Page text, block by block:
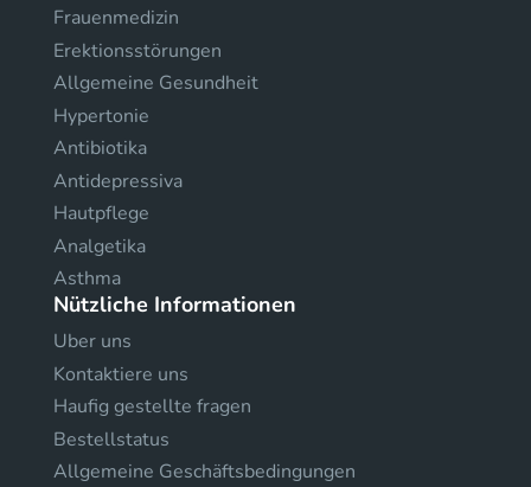
Frauenmedizin
Erektionsstörungen
Allgemeine Gesundheit
Hypertonie
Antibiotika
Antidepressiva
Hautpflege
Analgetika
Asthma
Nützliche Informationen
Uber uns
Kontaktiere uns
Haufig gestellte fragen
Bestellstatus
Allgemeine Geschäftsbedingungen